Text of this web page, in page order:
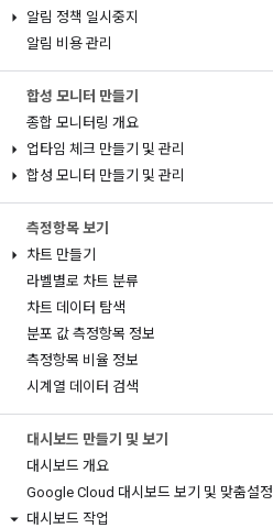
알림 정책 일시중지
알림 비용 관리
합성 모니터 만들기
종합 모니터링 개요
업타임 체크 만들기 및 관리
합성 모니터 만들기 및 관리
측정항목 보기
차트 만들기
라벨별로 차트 분류
차트 데이터 탐색
분포 값 측정항목 정보
측정항목 비율 정보
시계열 데이터 검색
대시보드 만들기 및 보기
대시보드 개요
Google Cloud 대시보드 보기 및 맞춤설정
대시보드 작업